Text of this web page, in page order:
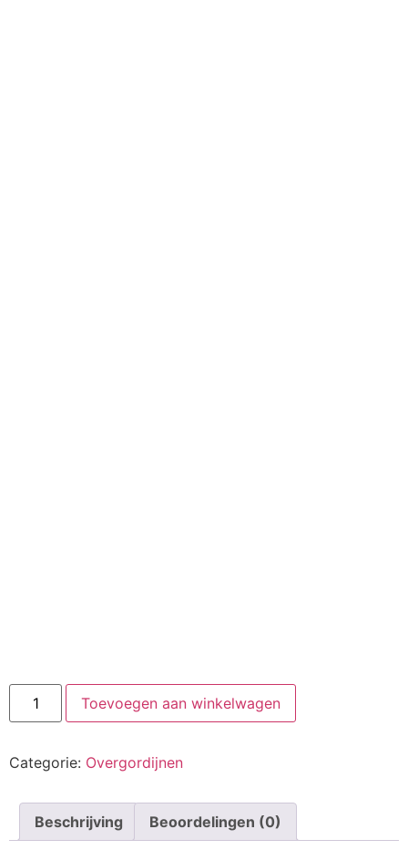
Toevoegen aan winkelwagen
Categorie: Overgordijnen
Beschrijving Beoordelingen (0)